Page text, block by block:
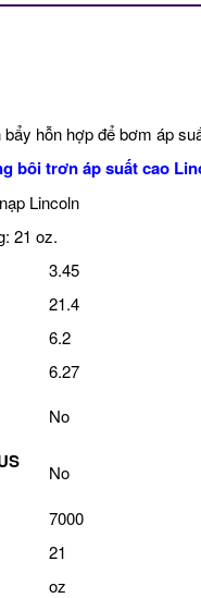
hỗn hợp để bơm áp
bôi trơn áp suất cao
Lincoln
21 oz.
3.45
21.4
6.2
6.27
No
No
7000
21
oz